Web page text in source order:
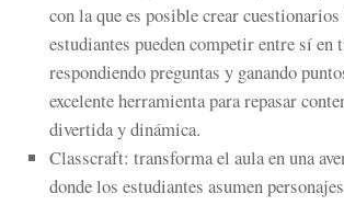
con la que es posible crear
estudiantes pueden competir entre sí en
respondiendo preguntas y ganando
excelente herramienta para repasar
divertida y dinámica.
Classcraft: transforma el aula en una
donde los estudiantes asumen